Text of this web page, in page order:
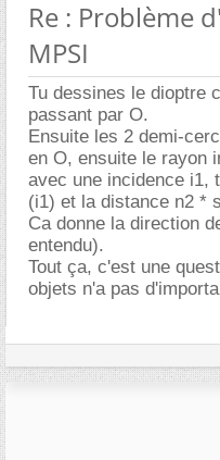
Re : Problème
MPSI
Tu dessines le dioptre
passant par O.
Ensuite les 2 demi-
en O, ensuite le rayon
avec une incidence i1,
(i1) et la distance n2 *
Ca donne la direction
entendu).
Tout ça, c'est une
objets n'a pas